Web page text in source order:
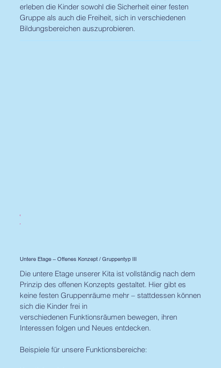
Untere Etage – Offenes Konzept / Gruppentyp III
Die untere Etage unserer Kita ist vollständig nach dem
Prinzip des offenen Konzepts gestaltet. Hier gibt es
keine festen Gruppenräume mehr – stattdessen können
sich die Kinder frei in
verschiedenen Funktionsräumen bewegen, ihren
Interessen folgen und Neues entdecken.
Beispiele für unsere Funktionsbereiche:
erleben die Kinder sowohl die Sicherheit einer festen
Gruppe als auch die Freiheit, sich in verschiedenen
Bildungsbereichen auszuprobieren.